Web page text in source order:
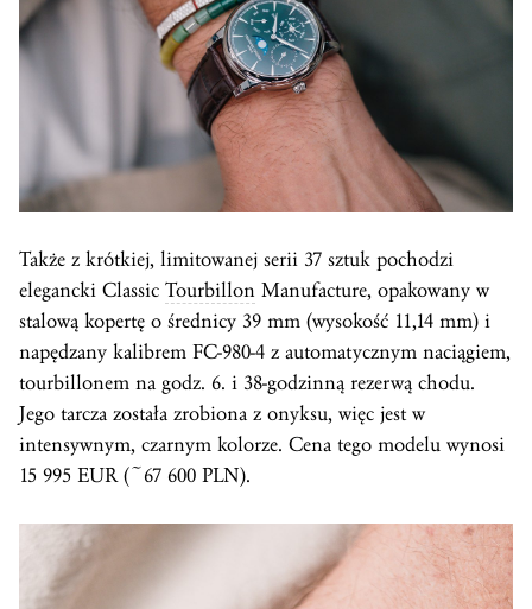
Także z krótkiej, limitowanej serii 37 sztuk pochodzi
elegancki Classic Tourbillon Manufacture, opakowany w
stalową kopertę o średnicy 39 mm (wysokość 11,14 mm) i
napędzany kalibrem FC-980-4 z automatycznym naciągiem,
tourbillonem na godz. 6. i 38-godzinną rezerwą chodu.
Jego tarcza została zrobiona z onyksu, więc jest w
intensywnym, czarnym kolorze. Cena tego modelu wynosi
15 995 EUR (~67 600 PLN).